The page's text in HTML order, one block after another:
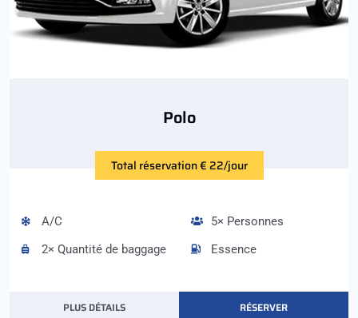
Polo
Total réservation € 22/jour
A/C
2× Quantité de baggage
5× Personnes
Essence
PLUS DÉTAILS RÉSERVER